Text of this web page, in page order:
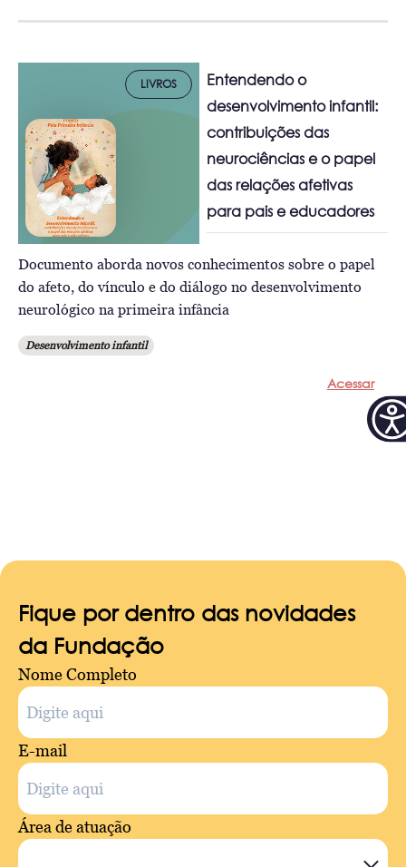
LIVROS
Entendendo o
desenvolvimento infantil:
contribuições das
neurociências e o papel
das relações afetivas
para pais e educadores
Documento aborda novos conhecimentos sobre o papel
do afeto, do vínculo e do diálogo no desenvolvimento
neurológico na primeira infância
Desenvolvimento infantil
Acessar
Fique por dentro das novidades
da Fundação
Nome Completo
E-mail
Área de atuação